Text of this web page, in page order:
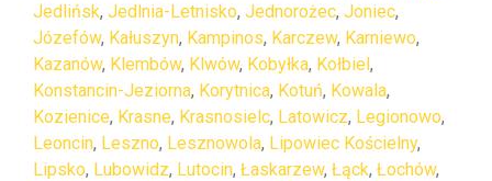
Jedlińsk, Jedlnia-Letnisko, Jednorożec, Joniec,
Józefów, Kałuszyn, Kampinos, Karczew, Karniewo,
Kazanów, Klembów, Klwów, Kobyłka, Kołbiel,
Konstancin-Jeziorna, Korytnica, Kotuń, Kowala,
Kozienice, Krasne, Krasnosielc, Latowicz, Legionowo,
Leoncin, Leszno, Lesznowola, Lipowiec Kościelny,
Lipsko, Lubowidz, Lutocin, Łaskarzew, Łąck, Łochów,